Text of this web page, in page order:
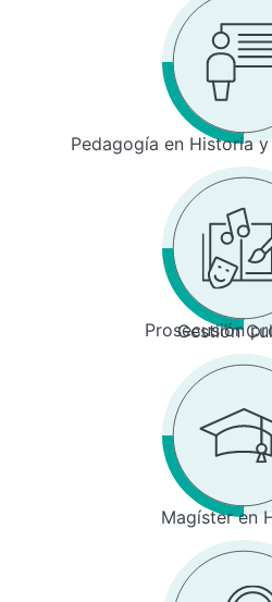
Pedagogía en Historia
Prosecusión
Gestión
Magíster en